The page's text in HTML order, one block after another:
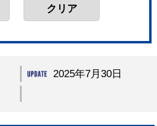
2025年7月30日